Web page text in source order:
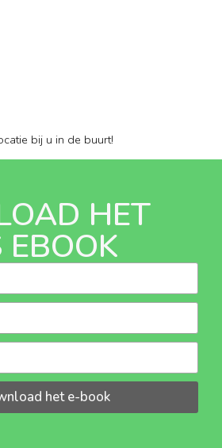
bij u in de buurt!
HET
EBOOK
het e-book